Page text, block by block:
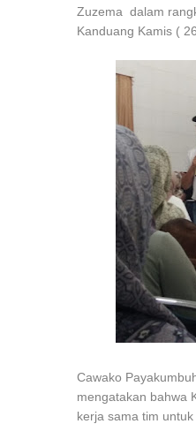
Zuzema dalam
Kanduang Kamis (
Cawako
mengatakan bahwa
kerja sama tim